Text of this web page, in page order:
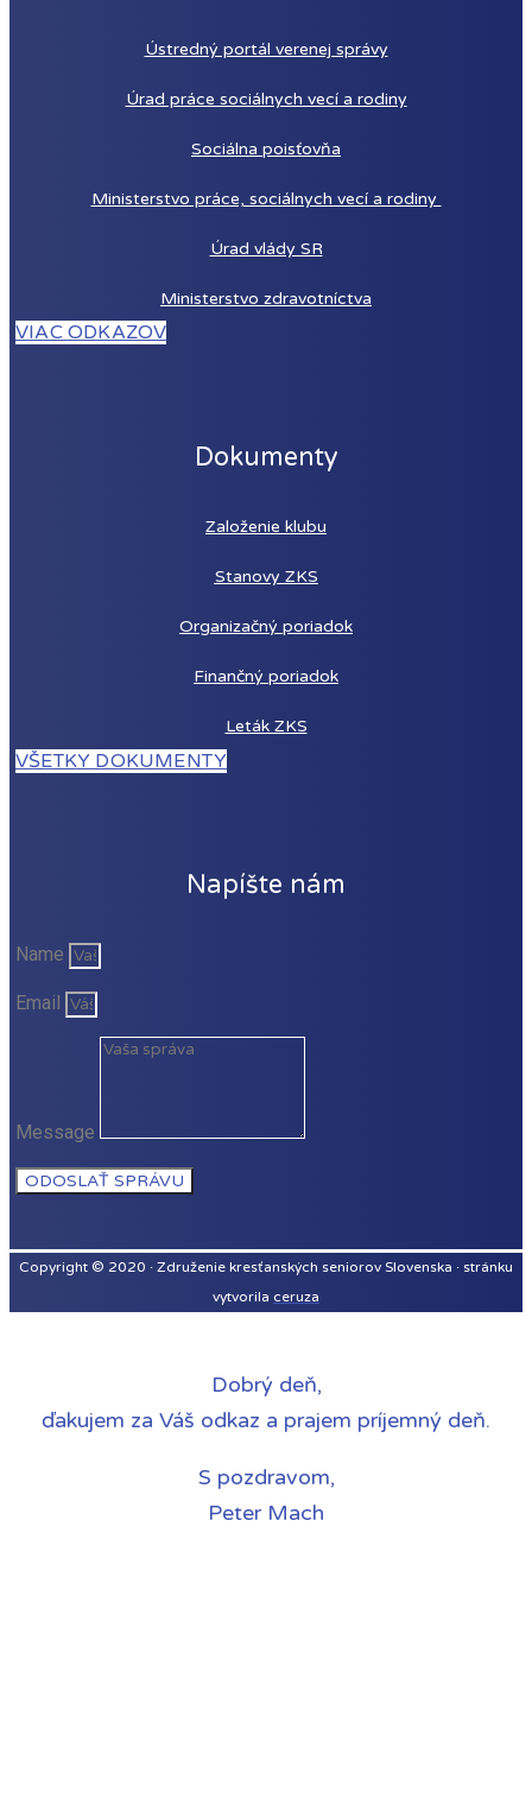
Ústredný portál verenej správy
Úrad práce sociálnych vecí a rodiny
Sociálna poisťovňa
Ministerstvo práce, sociálnych vecí a rodiny
Úrad vlády SR
Ministerstvo zdravotníctva
VIAC ODKAZOV
Dokumenty
Založenie klubu
Stanovy ZKS
Organizačný poriadok
Finančný poriadok
Leták ZKS
VŠETKY DOKUMENTY
Napíšte nám
Name
Email
Message
ODOSLAŤ SPRÁVU
Copyright © 2020 · Združenie kresťanských seniorov Slovenska · stránku
vytvorila ceruza
Dobrý deň,
ďakujem za Váš odkaz a prajem príjemný deň.
S pozdravom,
Peter Mach